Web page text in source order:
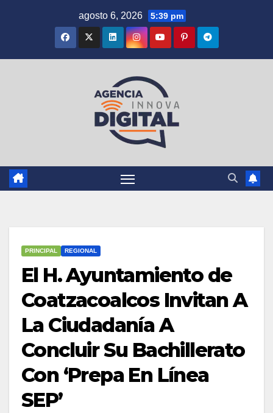
agosto 6, 2026 5:39 pm
PRINCIPAL REGIONAL
El H. Ayuntamiento de
Coatzacoalcos Invitan A
La Ciudadanía A
Concluir Su Bachillerato
Con ‘Prepa En Línea
SEP’